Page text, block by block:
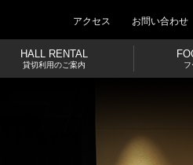
アクセス お問い合わせ
HALL RENTAL
貸切利用のご案内